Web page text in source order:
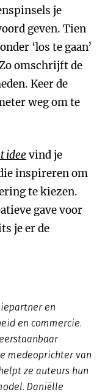
je
geven. Tien
‘los te gaan’
omschrijft de
Keer de
weg om te
idee vind je
inspireren om
te kiezen.
gave voor
je er de
en
en commercie.
medeoprichter van
ze auteurs hun
Daniëlle